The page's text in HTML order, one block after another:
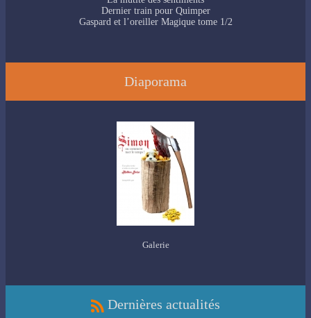
Dernier train pour Quimper
Gaspard et l’oreiller Magique tome 1/2
Diaporama
Galerie
Dernières actualités